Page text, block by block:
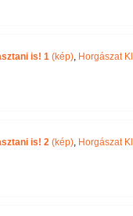
is! 1 (kép), Horgászat
is! 2 (kép), Horgászat